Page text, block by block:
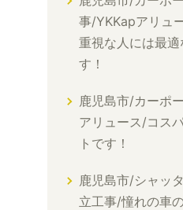
事/YKKapアリュ
重視な人には最
す！
鹿児島市/カーポ
アリュース/コス
トです！
鹿児島市/シャッ
立工事/憧れの車